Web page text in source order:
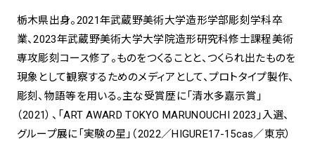
栃木県出身。2021年武蔵野美術大学造形学部彫刻学科卒
業、2023年武蔵野美術大学大学院造形研究科修士課程美術
専攻彫刻コース修了。ものをつくることと、つくられ出たものを
現象として観察するためのメディアとして、プロトタイプ製作、
彫刻、物語等を用いる。主な受賞歴に「清水多嘉示賞」
（2021）、「ART AWARD TOKYO MARUNOUCHI 2023」入選、
グループ展に「実験の星」（2022／HIGURE17-15cas／東京）